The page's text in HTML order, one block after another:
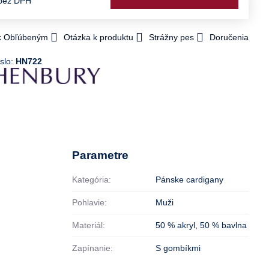
Obľúbeným Otázka k produktu Strážny pes Doručenia
HN722
Parametre
Kategória: Pánske cardigany
Pohlavie: Muži
Materiál: 50 % akryl ,50 % bavlna
Zapínanie: S gombíkmi